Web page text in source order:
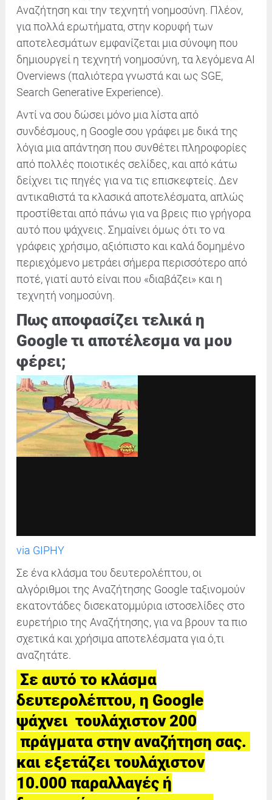
Αναζήτηση και την τεχνητή νοημοσύνη. Πλέον,
για πολλά ερωτήματα, στην κορυφή των
αποτελεσμάτων εμφανίζεται μια σύνοψη που
δημιουργεί η τεχνητή νοημοσύνη, τα λεγόμενα AI
Overviews (παλιότερα γνωστά και ως SGE,
Search Generative Experience).
Αντί να σου δώσει μόνο μια λίστα από
συνδέσμους, η Google σου γράφει με δικά της
λόγια μια απάντηση που συνθέτει πληροφορίες
από πολλές ποιοτικές σελίδες, και από κάτω
δείχνει τις πηγές για να τις επισκεφτείς. Δεν
αντικαθιστά τα κλασικά αποτελέσματα, απλώς
προστίθεται από πάνω για να βρεις πιο γρήγορα
αυτό που ψάχνεις. Σημαίνει όμως ότι το να
γράφεις χρήσιμο, αξιόπιστο και καλά δομημένο
περιεχόμενο μετράει σήμερα περισσότερο από
ποτέ, γιατί αυτό είναι που «διαβάζει» και η
τεχνητή νοημοσύνη.
Πως αποφασίζει τελικά η
Google τι αποτέλεσμα να μου
φέρει;
via GIPHY
Σε ένα κλάσμα του δευτερολέπτου, οι
αλγόριθμοι της Αναζήτησης Google ταξινομούν
εκατοντάδες δισεκατομμύρια ιστοσελίδες στο
ευρετήριο της Αναζήτησης, για να βρουν τα πιο
σχετικά και χρήσιμα αποτελέσματα για ό,τι
αναζητάτε.
Σε αυτό το κλάσμα
δευτερολέπτου, η Google
ψάχνει τουλάχιστον 200
πράγματα στην αναζήτηση σας.
και εξετάζει τουλάχιστον
10.000 παραλλαγές ή